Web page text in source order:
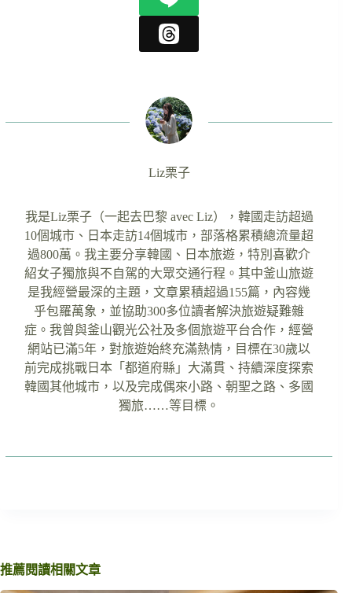
Liz栗子
我是Liz栗子（一起去巴黎 avec Liz），韓國走訪超過
10個城市、日本走訪14個城市，部落格累積總流量超
過800萬。我主要分享韓國、日本旅遊，特別喜歡介
紹女子獨旅與不自駕的大眾交通行程。其中釜山旅遊
是我經營最深的主題，文章累積超過155篇，內容幾
乎包羅萬象，並協助300多位讀者解決旅遊疑難雜
症。我曾與釜山觀光公社及多個旅遊平台合作，經營
網站已滿5年，對旅遊始終充滿熱情，目標在30歲以
前完成挑戰日本「都道府縣」大滿貫、持續深度探索
韓國其他城市，以及完成偶來小路、朝聖之路、多國
獨旅……等目標。
推薦閱讀相關文章